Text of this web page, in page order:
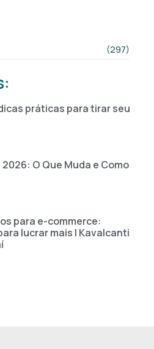
(297)
práticas para tirar seu
O Que Muda e Como
para e-commerce:
lucrar mais | Kavalcanti